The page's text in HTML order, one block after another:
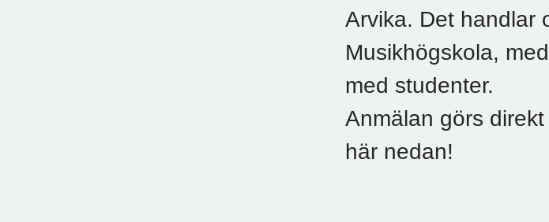
Arvika. Det handlar
Musikhögskola,
med studenter.
Anmälan görs
här nedan!